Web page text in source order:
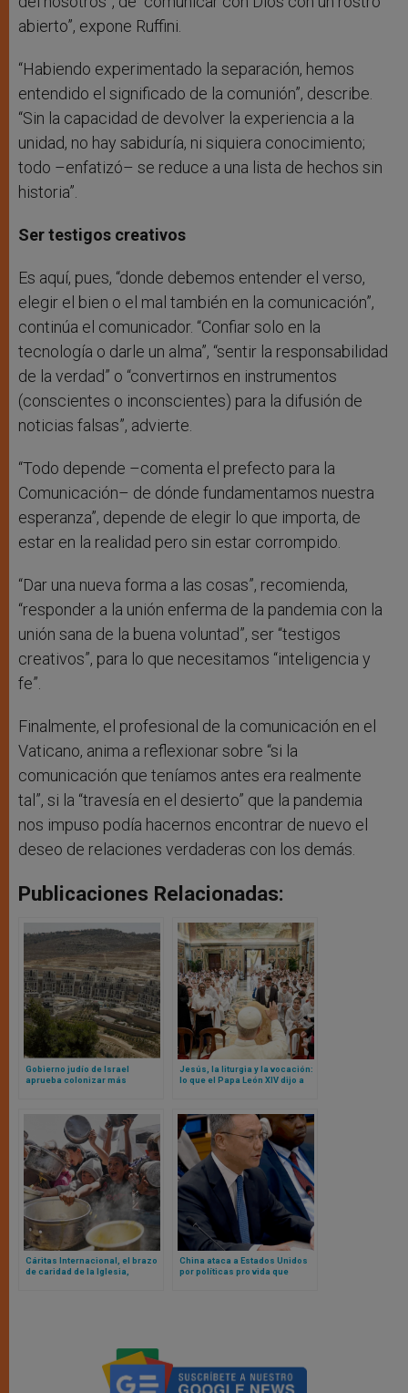
abierto”, expone Ruffini.
“Habiendo experimentado la separación, hemos
entendido el significado de la comunión”, describe.
“Sin la capacidad de devolver la experiencia a la
unidad, no hay sabiduría, ni siquiera conocimiento;
todo –enfatizó– se reduce a una lista de hechos sin
historia”.
Ser testigos creativos
Es aquí, pues, “donde debemos entender el verso,
elegir el bien o el mal también en la comunicación”,
continúa el comunicador. “Confiar solo en la
tecnología o darle un alma”, “sentir la responsabilidad
de la verdad” o “convertirnos en instrumentos
(conscientes o inconscientes) para la difusión de
noticias falsas”, advierte.
“Todo depende –comenta el prefecto para la
Comunicación– de dónde fundamentamos nuestra
esperanza”, depende de elegir lo que importa, de
estar en la realidad pero sin estar corrompido.
“Dar una nueva forma a las cosas”, recomienda,
“responder a la unión enferma de la pandemia con la
unión sana de la buena voluntad”, ser “testigos
creativos”, para lo que necesitamos “inteligencia y
fe”.
Finalmente, el profesional de la comunicación en el
Vaticano, anima a reflexionar sobre “si la
comunicación que teníamos antes era realmente
tal”, si la “travesía en el desierto” que la pandemia
nos impuso podía hacernos encontrar de nuevo el
deseo de relaciones verdaderas con los demás.
Publicaciones Relacionadas:
Gobierno judío de Israel
aprueba colonizar más
Jesús, la liturgia y la vocación:
lo que el Papa León XIV dijo a
monaguillo
Cáritas Internacional, el brazo
de caridad de la Iglesia,
China ataca a Estados Unidos
por políticas pro vida que